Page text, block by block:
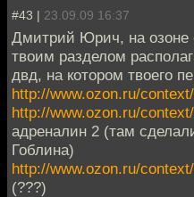
#43 | 23.09.09 16:37
Дмитрий Юрич, на озоне
твоим разделом
двд, на котором твоего
http://www.ozon.ru/
http://www.ozon.ru/
адреналин 2 (там
Гоблина)
http://www.ozon.ru/
(???)